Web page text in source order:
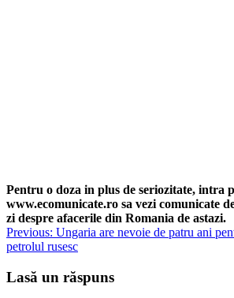
Pentru o doza in plus de seriozitate, intra
www.ecomunicate.ro sa vezi comunicate
zi despre afacerile din Romania de astazi.
Navigare
în
articole
Previous: Ungaria are nevoie de patru ani
petrolul rusesc
Lasă un răspuns